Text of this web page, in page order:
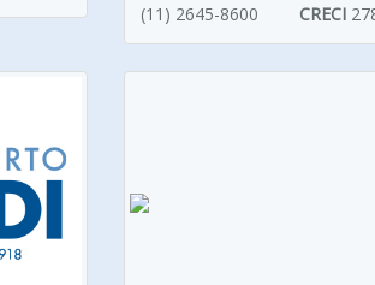
(11) 2645-8600
CRECI